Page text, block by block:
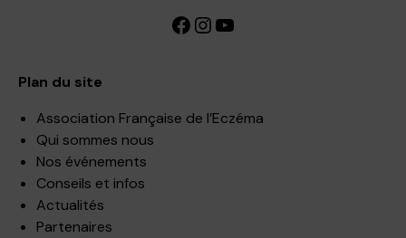
Facebook InstagramYouTube
Plan du site
Association Française de l’Eczéma
Qui sommes nous
Nos événements
Conseils et infos
Actualités
Partenaires